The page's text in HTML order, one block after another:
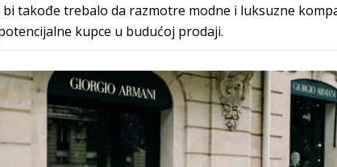
bi takođe trebalo da razmotre modne i luksuzne
kupce u budućoj prodaji.